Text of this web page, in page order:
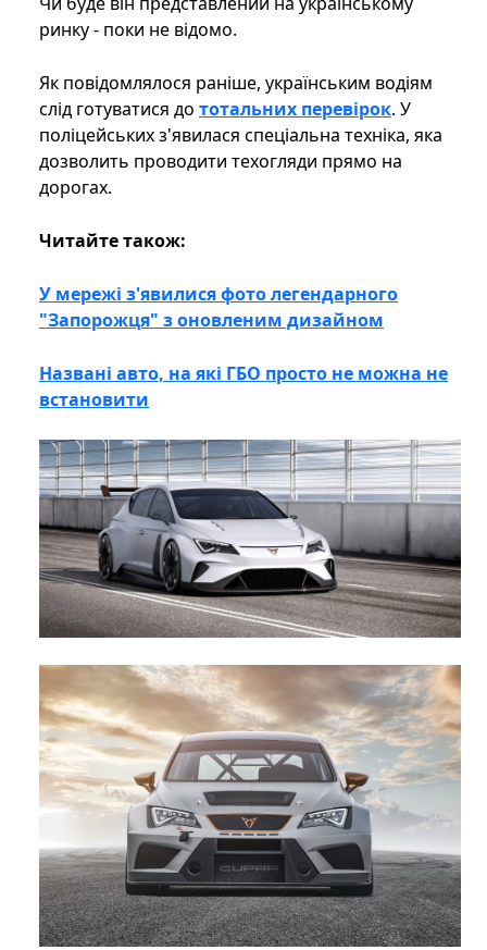
ринку - поки не відомо.
Як повідомлялося раніше, українським водіям
слід готуватися до тотальних перевірок. У
поліцейських з'явилася спеціальна техніка, яка
дозволить проводити техогляди прямо на
дорогах.
Читайте також:
У мережі з'явилися фото легендарного
"Запорожця" з оновленим дизайном
Названі авто, на які ГБО просто не можна не
встановити